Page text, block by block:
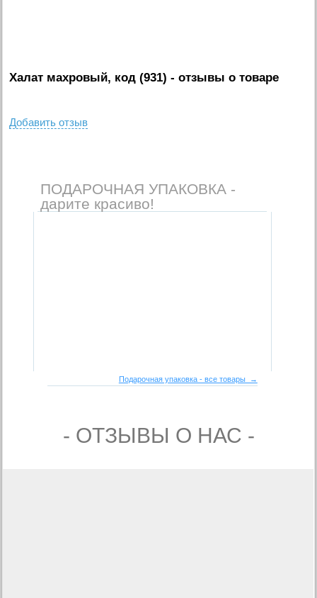
Халат махровый, код (931) - отзывы о товаре
Добавить отзыв
ПОДАРОЧНАЯ УПАКОВКА -
дарите красиво!
Подарочная упаковка - все товары →
- ОТЗЫВЫ О НАС -